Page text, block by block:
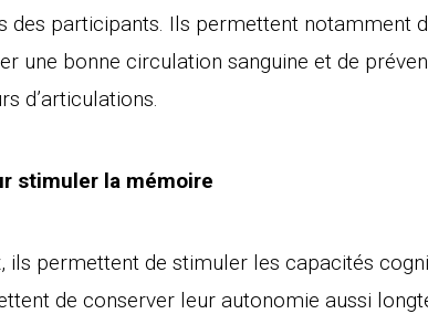
des participants. Ils permettent notamment
une bonne circulation sanguine et de
d’articulations.
stimuler la mémoire
ils permettent de stimuler les capacités
de conserver leur autonomie aussi